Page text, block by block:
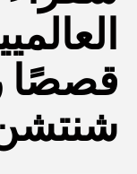
قصصًا